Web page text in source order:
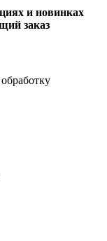
и новинках
заказ